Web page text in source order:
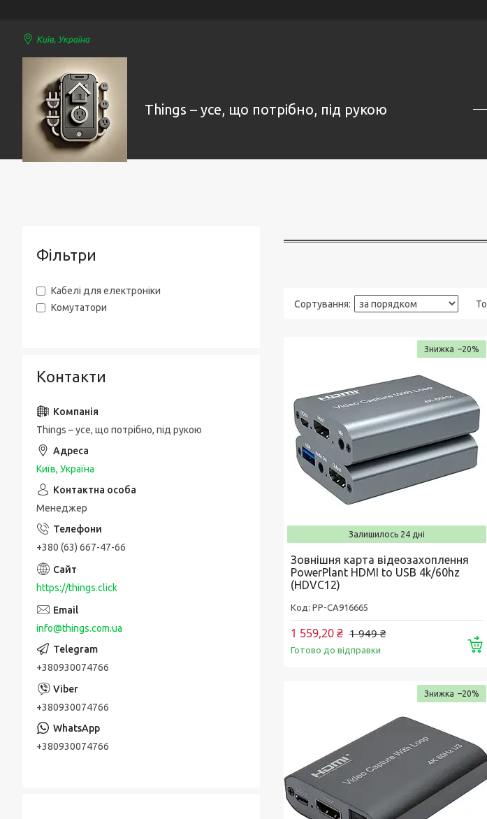
Київ, Україна
Things – усе, що потрібно, під рукою
–20%
Залишилось 24 дні
Зовнішня карта відеозахоплення
PowerPlant HDMI to USB 4k/60hz
(HDVC12)
РР-CA916665
1 949 ₴
1 559,20 ₴
Готово до відправки
–20%
Фільтри
Кабелі для електроніки
Комутатори
Контакти
Things – усе, що потрібно, під рукою
Київ, Україна
Менеджер
+380 (63) 667-47-66
https://things.click
info@things.com.ua
+380930074766
+380930074766
+380930074766